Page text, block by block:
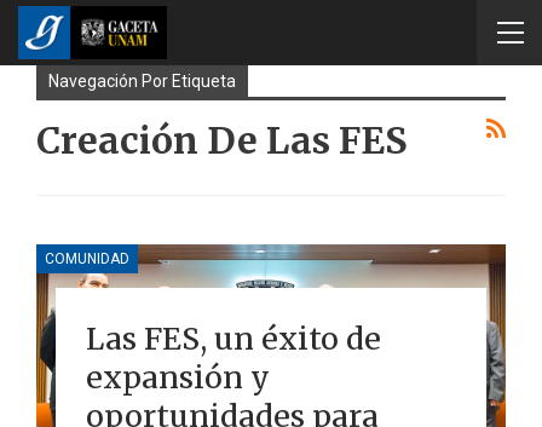
Navegación Por Etiqueta
Creación De Las FES
COMUNIDAD
Las FES, un éxito de
expansión y
oportunidades para